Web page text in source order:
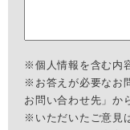
※個人情報を含む内
※お答えが必要なお
お問い合わせ先」か
※いただいたご意見